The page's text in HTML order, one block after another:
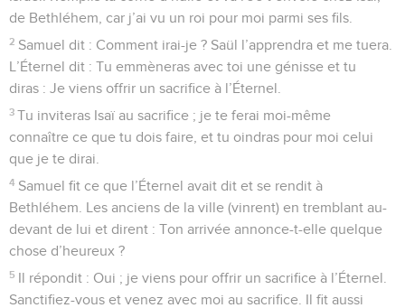
de Bethléhem, car j’ai vu un roi pour moi parmi ses fils.
2 Samuel dit : Comment irai-je ? Saül l’apprendra et me tuera.
L’Éternel dit : Tu emmèneras avec toi une génisse et tu
diras : Je viens offrir un sacrifice à l’Éternel.
3 Tu inviteras Isaï au sacrifice ; je te ferai moi-même
connaître ce que tu dois faire, et tu oindras pour moi celui
que je te dirai.
4 Samuel fit ce que l’Éternel avait dit et se rendit à
Bethléhem. Les anciens de la ville (vinrent) en tremblant au-
devant de lui et dirent : Ton arrivée annonce-t-elle quelque
chose d’heureux ?
5 Il répondit : Oui ; je viens pour offrir un sacrifice à l’Éternel.
Sanctifiez-vous et venez avec moi au sacrifice. Il fit aussi